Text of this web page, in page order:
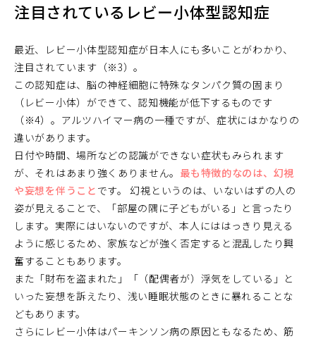
注目されているレビー小体型認知症
最近、レビー小体型認知症が日本人にも多いことがわかり、
注目されています（※3）。
この認知症は、脳の神経細胞に特殊なタンパク質の固まり
（レビー小体）ができて、認知機能が低下するものです
（※4）。アルツハイマー病の一種ですが、症状にはかなりの
違いがあります。
日付や時間、場所などの認識ができない症状もみられます
が、それはあまり強くありません。 最も特徴的なのは、幻視
や妄想を伴うこと です。 幻視というのは、いないはずの人の
姿が見えることで、「部屋の隅に子どもがいる」と言ったり
します。実際にはいないのですが、本人にははっきり見える
ように感じるため、家族などが強く否定すると混乱したり興
奮することもあります。
また「財布を盗まれた」「（配偶者が）浮気をしている」と
いった妄想を訴えたり、浅い睡眠状態のときに暴れることな
どもあります。
さらにレビー小体はパーキンソン病の原因ともなるため、筋